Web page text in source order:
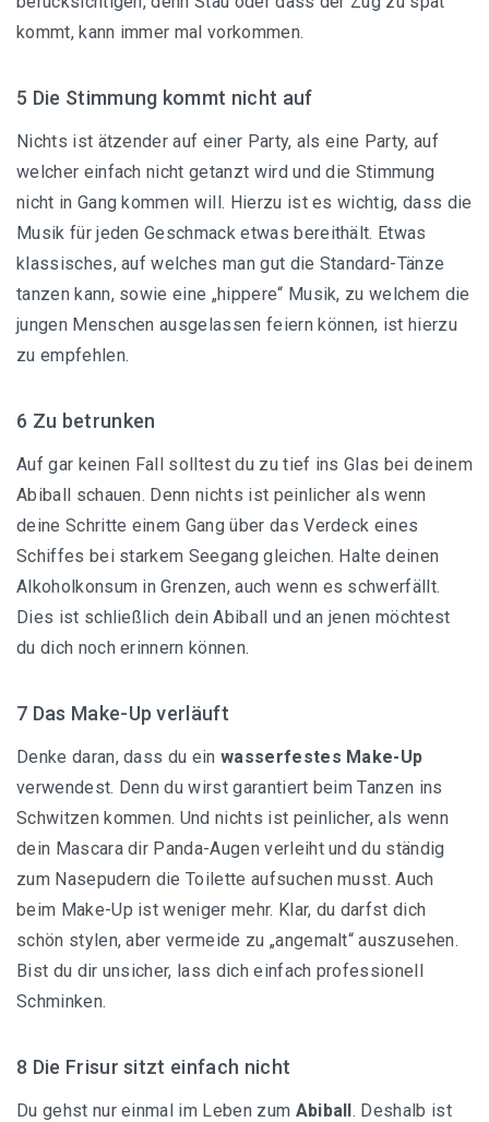
kommt, kann immer mal vorkommen.
5 Die Stimmung kommt nicht auf
Nichts ist ätzender auf einer Party, als eine Party, auf
welcher einfach nicht getanzt wird und die Stimmung
nicht in Gang kommen will. Hierzu ist es wichtig, dass die
Musik für jeden Geschmack etwas bereithält. Etwas
klassisches, auf welches man gut die Standard-Tänze
tanzen kann, sowie eine „hippere“ Musik, zu welchem die
jungen Menschen ausgelassen feiern können, ist hierzu
zu empfehlen.
6 Zu betrunken
Auf gar keinen Fall solltest du zu tief ins Glas bei deinem
Abiball schauen. Denn nichts ist peinlicher als wenn
deine Schritte einem Gang über das Verdeck eines
Schiffes bei starkem Seegang gleichen. Halte deinen
Alkoholkonsum in Grenzen, auch wenn es schwerfällt.
Dies ist schließlich dein Abiball und an jenen möchtest
du dich noch erinnern können.
7 Das Make-Up verläuft
Denke daran, dass du ein wasserfestes Make-Up
verwendest. Denn du wirst garantiert beim Tanzen ins
Schwitzen kommen. Und nichts ist peinlicher, als wenn
dein Mascara dir Panda-Augen verleiht und du ständig
zum Nasepudern die Toilette aufsuchen musst. Auch
beim Make-Up ist weniger mehr. Klar, du darfst dich
schön stylen, aber vermeide zu „angemalt“ auszusehen.
Bist du dir unsicher, lass dich einfach professionell
Schminken.
8 Die Frisur sitzt einfach nicht
Du gehst nur einmal im Leben zum Abiball. Deshalb ist